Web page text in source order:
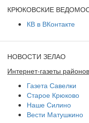
КРЮКОВСКИЕ
КВ в ВКонтакте
НОВОСТИ ЗЕЛАО
Интернет-газеты
Газета Савелки
Старое Крюково
Наше Силино
Вести Матушкино